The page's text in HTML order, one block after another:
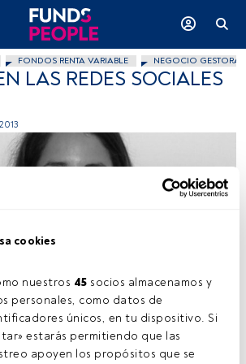
cookies
nuestros 45 socios almacenamos y
personales, como datos de
únicos, en tu dispositivo. Si
estarás permitiendo que las
apoyen los propósitos que se
FONDOS RENTA VARIABLE NEGOCIO GESTORAS
LAS REDES SOCIALES